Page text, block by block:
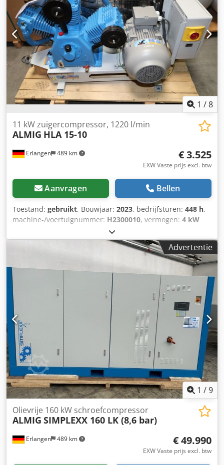
Persluchtaansluiting: 1/2" Afmetingen (B x D x H): 136 x 51
x 107 cm Dksdoxc Hzkopfx Anzor Gewicht: 169 kg Bezoek
onze showroom. Wij hebben altijd een ruime voorraad
nieuwe en gebruikte compressoren op voorraad! Direct
leverbaar.
1 /8
Erlangen 489 km
11 kW zuigercompressor, 1220 l/min
ALMIG HLA 15-10
€ 3.525
EXW Vaste prijs excl. btw
Aanvragen Bellen
Toestand: gebruikt, Bouwjaar: 2023, bedrijfsturen: 448 h,
machine-/voertuignummer: H2300010, vermogen: 4 kW
, Gebruikte machine:
Dksdpfxox Uwtde Anzsr Plunjercompressor direct
beschikbaar (Plug and Play): ALMIG HLA 15-10 (10 bar) De
compressor heeft 448 bedrijfsuren en is direct
beschikbaar. 3 cilinders Druk: 10 bar Nominaal vermogen:
11,0 kW Volumestroom bij 7 bar: 1220 l/min
Persluchtuitgang: 3/4" Afmetingen (breedte x diepte x
hoogte): 145 x 71 x 83 cm Bezoek onze winkel. Wij hebben
altijd een ruime keuze aan nieuwe en gebruikte
compressoren op voorraad! Direct leverbaar.
Advertentie
1 /9
Erlangen 489 km
Olievrije 160 kW schroefcompressor
ALMIG SIMPLEXX 160 LK (8,6 bar)
€ 49.990
EXW Vaste prijs excl. btw